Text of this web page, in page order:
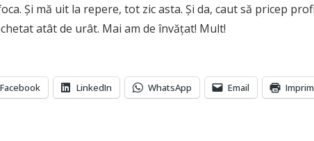
Și mă uit la repere, tot zic asta. Și da, caut să pricep
atât de urât. Mai am de învățat! Mult!
Facebook LinkedIn WhatsApp Email